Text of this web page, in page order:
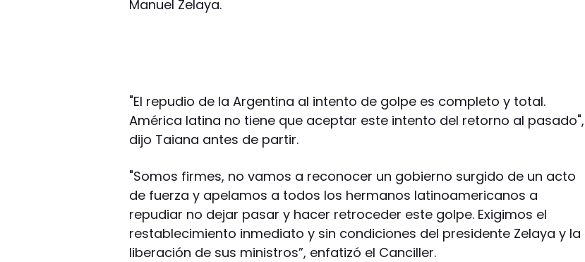
Manuel Zelaya.
"El repudio de la Argentina al intento de golpe es completo y total.
América latina no tiene que aceptar este intento del retorno al pasado",
dijo Taiana antes de partir.
"Somos firmes, no vamos a reconocer un gobierno surgido de un acto
de fuerza y apelamos a todos los hermanos latinoamericanos a
repudiar no dejar pasar y hacer retroceder este golpe. Exigimos el
restablecimiento inmediato y sin condiciones del presidente Zelaya y la
liberación de sus ministros”, enfatizó el Canciller.